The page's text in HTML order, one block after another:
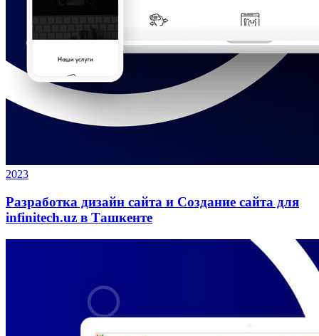
2023
Разработка дизайн сайта и Создание сайта для
infinitech.uz в Ташкенте